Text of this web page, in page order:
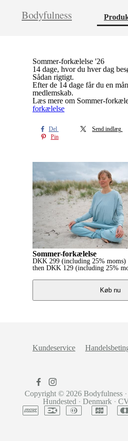
Bodyfulness
Sommer-forkælelse '26
14 dage, hvor du hver dag
Sådan rigtigt.
Efter de 14 dage får du en
medlemskab.
Læs mere om Sommer-
forkælelse
Del Send indlæg
Pin
Sommer-forkælelse
DKK 299 (including 25% moms)
then DKK 129 (including 25%
Køb nu
Kundeservice
Copyright © 2026 Bodyfulness ·
Hundested · Denmark ·